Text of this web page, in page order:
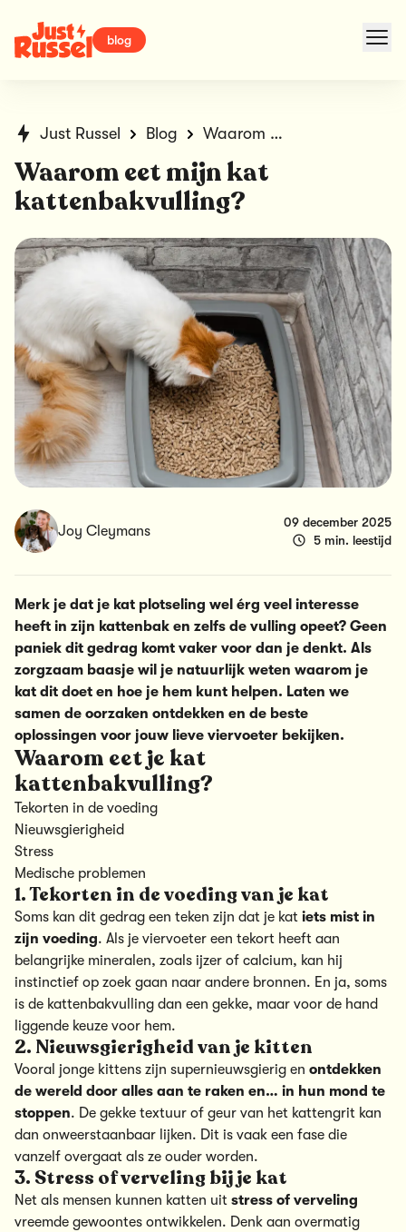
blog
Just Russel Blog Waarom eet mijn kat kattenbakvulling?
Waarom eet mijn kat
kattenbakvulling?
Joy Cleymans
09 december 2025
5 min. leestijd
Merk je dat je kat plotseling wel érg veel interesse
heeft in zijn kattenbak en zelfs de vulling opeet? Geen
paniek dit gedrag komt vaker voor dan je denkt. Als
zorgzaam baasje wil je natuurlijk weten waarom je
kat dit doet en hoe je hem kunt helpen. Laten we
samen de oorzaken ontdekken en de beste
oplossingen voor jouw lieve viervoeter bekijken.
Waarom eet je kat
kattenbakvulling?
Tekorten in de voeding
Nieuwsgierigheid
Stress
Medische problemen
1. Tekorten in de voeding van je kat
Soms kan dit gedrag een teken zijn dat je kat iets mist in
zijn voeding. Als je viervoeter een tekort heeft aan
belangrijke mineralen, zoals ijzer of calcium, kan hij
instinctief op zoek gaan naar andere bronnen. En ja, soms
is de kattenbakvulling dan een gekke, maar voor de hand
liggende keuze voor hem.
2. Nieuwsgierigheid van je kitten
Vooral jonge kittens zijn supernieuwsgierig en ontdekken
de wereld door alles aan te raken en… in hun mond te
stoppen. De gekke textuur of geur van het kattengrit kan
dan onweerstaanbaar lijken. Dit is vaak een fase die
vanzelf overgaat als ze ouder worden.
3. Stress of verveling bij je kat
Net als mensen kunnen katten uit stress of verveling
vreemde gewoontes ontwikkelen. Denk aan overmatig